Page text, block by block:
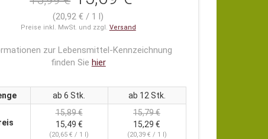
(20,92 € / 1 l)
Preise inkl. MwSt. und zzgl. Versand
zur Lebensmittel-Kennzeichnung
finden Sie hier
ab 6 Stk. ab 12 Stk.
15,89 €
15,49 €
(20,65 € / 1 l)
15,79 €
15,29 €
(20,39 € / 1 l)